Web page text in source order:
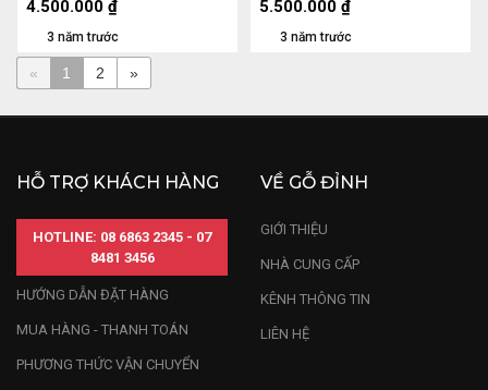
3 năm trước
4.500.000 ₫
3 năm trước
5.500.000 ₫
« 1 2 »
HỖ TRỢ KHÁCH HÀNG
HOTLINE: 08 6863 2345 - 07
8481 3456
HƯỚNG DẪN ĐẶT HÀNG
MUA HÀNG - THANH TOÁN
PHƯƠNG THỨC VẬN CHUYỂN
VỀ GỖ ĐỈNH
GIỚI THIỆU
NHÀ CUNG CẤP
KÊNH THÔNG TIN
LIÊN HỆ